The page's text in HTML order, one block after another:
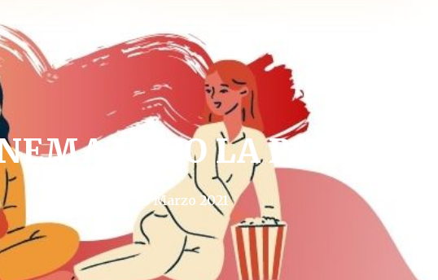
DOPO LA PANDEMIA
25 Marzo 2021